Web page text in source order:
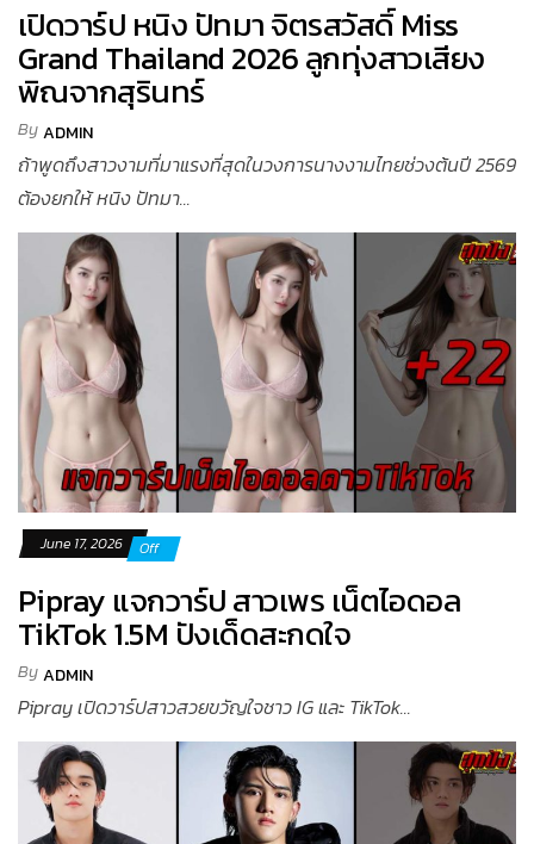
เปิดวาร์ป หนิง ปัทมา จิตรสวัสดิ์ Miss
Grand Thailand 2026 ลูกทุ่งสาวเสียง
พิณจากสุรินทร์
ByADMIN
ถ้าพูดถึงสาวงามที่มาแรงที่สุดในวงการนางงามไทยช่วงต้นปี 2569
ต้องยกให้ หนิง ปัทมา...
June 17, 2026 Off
Pipray แจกวาร์ป สาวเพร เน็ตไอดอล
TikTok 1.5M ปังเด็ดสะกดใจ
ByADMIN
Pipray เปิดวาร์ปสาวสวยขวัญใจชาว IG และ TikTok...